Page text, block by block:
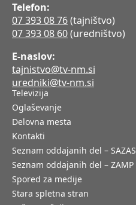
Telefon:
07 393 08 76(tajništvo)
07 393 08 60(uredništvo)
E-naslov:
tajnistvo@tv-nm.si
uredniki@tv-nm.si
Televizija
Oglaševanje
Delovna mesta
Kontakti
Seznam oddajanih del – SAZAS
Seznam oddajanih del – ZAMP
Spored za medije
Stara spletna stran